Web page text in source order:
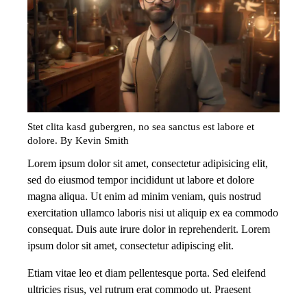
Stet clita kasd gubergren, no sea sanctus est labore et
dolore. By Kevin Smith
Lorem ipsum dolor sit amet, consectetur adipisicing elit,
sed do eiusmod tempor incididunt ut labore et dolore
magna aliqua. Ut enim ad minim veniam, quis nostrud
exercitation ullamco laboris nisi ut aliquip ex ea commodo
consequat. Duis aute irure dolor in reprehenderit. Lorem
ipsum dolor sit amet, consectetur adipiscing elit.
Etiam vitae leo et diam pellentesque porta. Sed eleifend
ultricies risus, vel rutrum erat commodo ut. Praesent